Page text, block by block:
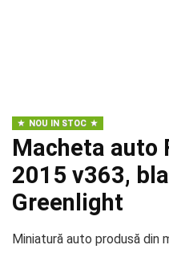
NOU IN STOC
Macheta auto
2015 v363,
Greenlight
Miniatură auto produsă din